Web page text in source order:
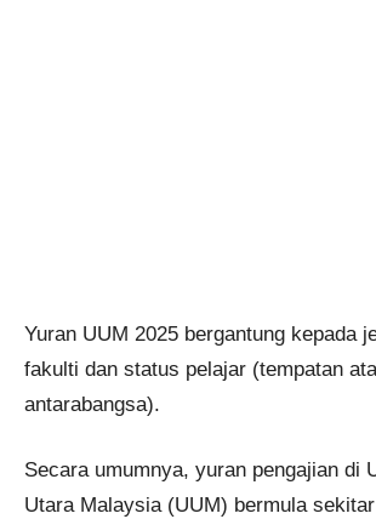
Yuran UUM 2025 bergantung kepada
fakulti dan status pelajar (tempatan
antarabangsa).
Secara umumnya, yuran pengajian di
Utara Malaysia (UUM) bermula